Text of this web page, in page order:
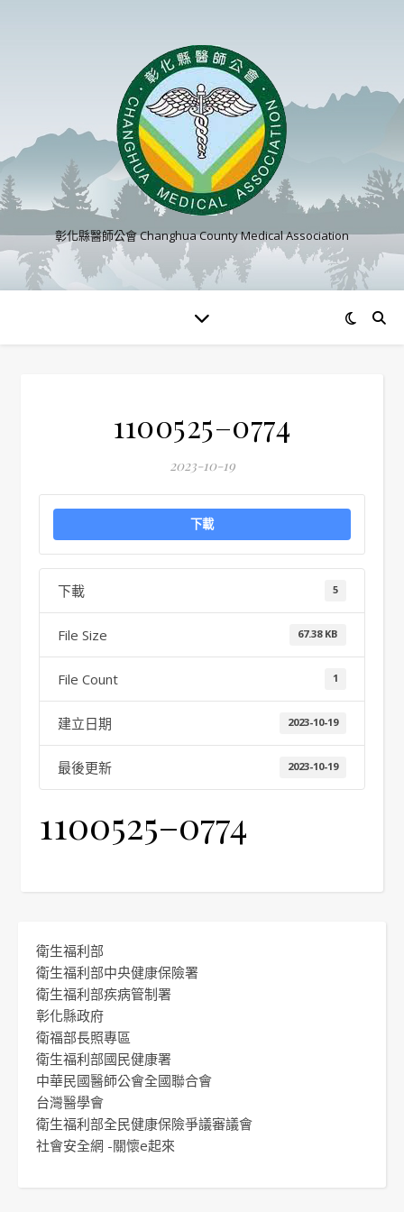
彰化縣醫師公會 Changhua County Medical Association
1100525–0774
2023-10-19
下載
下載 5
File Size 67.38 KB
File Count 1
建立日期 2023-10-19
最後更新 2023-10-19
1100525–0774
衛生福利部
衛生福利部中央健康保險署
衛生福利部疾病管制署
彰化縣政府
衛福部長照專區
衛生福利部國民健康署
中華民國醫師公會全國聯合會
台灣醫學會
衛生福利部全民健康保險爭議審議會
社會安全網 -關懷e起來